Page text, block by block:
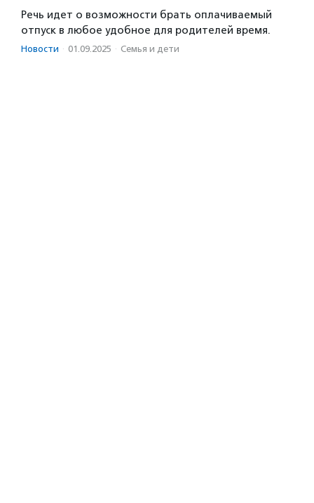
Речь идет о возможности брать оплачиваемый
отпуск в любое удобное для родителей время.
Новости · 01.09.2025 · Семья и дети